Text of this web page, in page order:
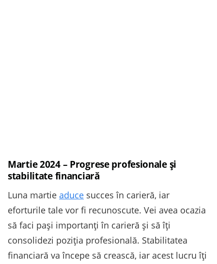
Martie 2024 – Progrese profesionale și
stabilitate financiară
Luna martie aduce succes în carieră, iar
eforturile tale vor fi recunoscute. Vei avea ocazia
să faci pași importanți în carieră și să îți
consolidezi poziția profesională. Stabilitatea
financiară va începe să crească, iar acest lucru îți